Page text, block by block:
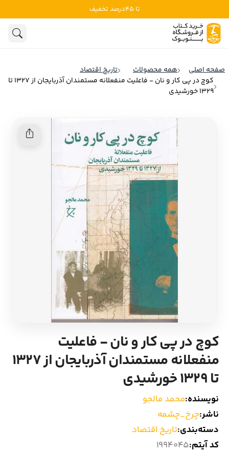
تا 45درصد تخفیف
ادبیات
روانشناسی
کودک و نوجوان
ادیان و اساطیر
ادبیات آمریکا
ادبیات ایتالیا
ادبیات روسیه
ادبیات آمریکای لاتین
ادبیات آلمان
ادبیات ترکیه
ادبیات آسیا
سایر کشورهای اروپا
داستان کوتاه
شعر و متون کهن
زندگینامه
ادبیات نمایشی
صفحه اصلی همه محصولات
تاریخ اقتصاد
کوچ در پی کار و نان - فاعلیت منفعلانه مستمندان آذربایجان از 1327 تا
1329 خورشیدی
کوچ در پی کار و نان - فاعلیت
منفعلانه مستمندان آذربایجان از 1327
تا 1329 خورشیدی
نویسنده:محمد مالجو
ناشر:چرخ_چشمه
دسته‌بندی:تاریخ اقتصاد
کد آیتم:1994045